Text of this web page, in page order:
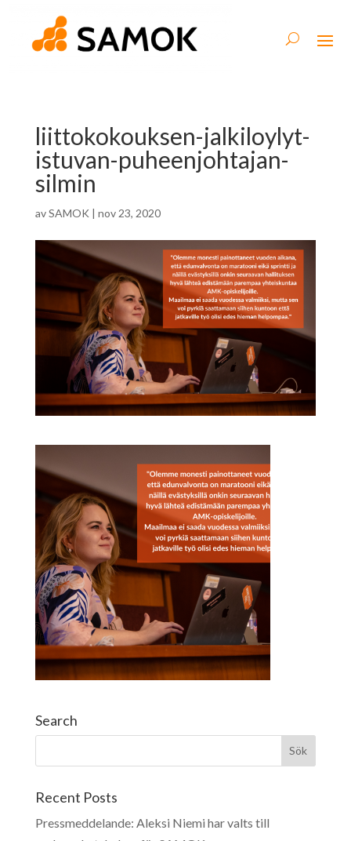
liittokokouksen-jalkiloylyt-
istuvan-puheenjohtajan-
silmin
avSAMOK | nov 23, 2020
Search
Recent Posts
Pressmeddelande: Aleksi Niemi har valts till